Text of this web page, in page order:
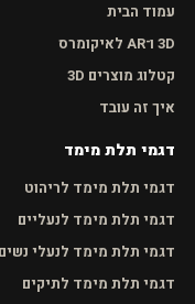
עמוד הבית
3D ו־AR לאיקומרס
קטלוג מוצרים 3D
איך זה עובד
דגמי תלת מימד
דגמי תלת מימד לריהוט
דגמי תלת מימד לנעליים
דגמי תלת מימד לנעלי נשים
דגמי תלת מימד לתיקים